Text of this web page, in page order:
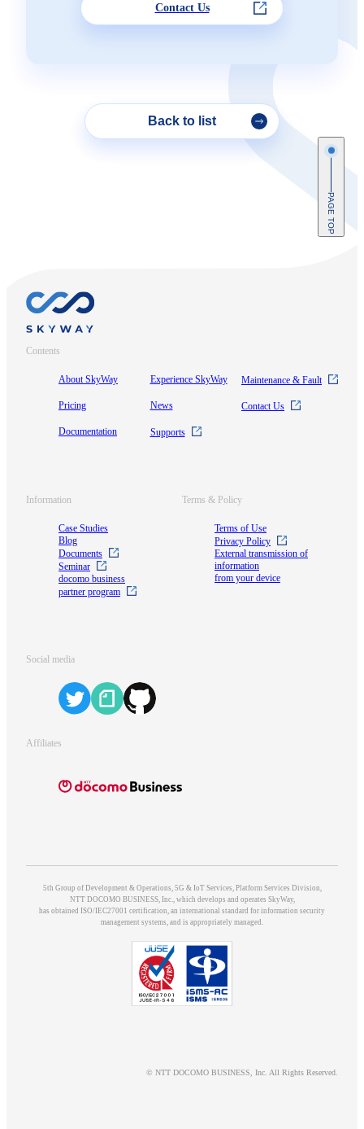
Contact Us
Back to list
PAGE TOP
Contents
About SkyWay
Pricing
Documentation
Experience SkyWay
News
Supports
Maintenance & Fault
Contact Us
Information
Case Studies
Blog
Documents
Seminar
docomo business
partner program
Terms & Policy
Terms of Use
Privacy Policy
External transmission of
information
from your device
Social media
Affiliates
5th Group of Development & Operations, 5G & IoT Services, Platform Services Division,
NTT DOCOMO BUSINESS, Inc., which develops and operates SkyWay,
has obtained ISO/IEC27001 certification, an international standard for information security
management systems, and is appropriately managed.
© NTT DOCOMO BUSINESS, Inc. All Rights Reserved.